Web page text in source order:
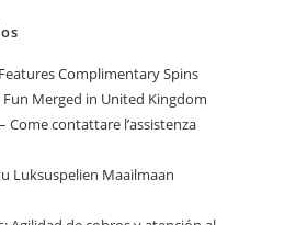
Complimentary Spins
Fun Merged in United Kingdom
Come contattare l’assistenza
Luksuspelien Maailmaan